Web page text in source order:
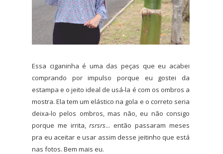
Essa ciganinha é uma das peças que eu acabei
comprando por impulso porque eu gostei da
estampa e o jeito ideal de usá-la é com os ombros a
mostra. Ela tem um elástico na gola e o correto seria
deixa-lo pelos ombros, mas não, eu não consigo
porque me irrita,rsrsrs... então passaram meses
pra eu aceitar e usar assim desse jeitinho que está
nas fotos. Bem mais eu.